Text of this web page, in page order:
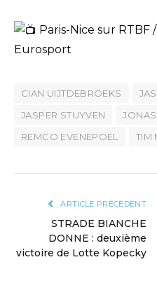
Paris-Nice sur RTBF /
Eurosport
CIAN UIJTDEBROEKS
JASPER STUYVEN
REMCO EVENEPOEL
TIM
ARTICLE PRÉCÉDENT
STRADE BIANCHE
DONNE : deuxième
victoire de Lotte Kopecky